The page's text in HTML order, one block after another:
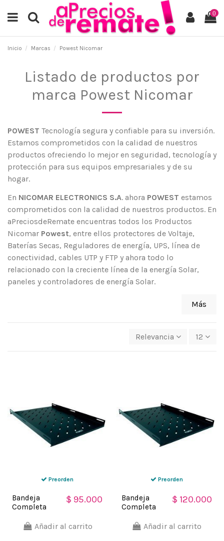
0
Inicio Marcas Powest Nicomar
Listado de productos por
marca Powest Nicomar
POWEST Tecnología segura y confiable para su inversión.
Estamos comprometidos con la calidad de nuestros
productos ofreciendo lo mejor en seguridad, tecnología y
protección para sus equipos empresariales y de su
hogar.
En NICOMAR ELECTRONICS S.A. ahora POWEST estamos
comprometidos con la calidad de nuestros productos. En
aPreciosdeRemate encuentras todos los Productos
Nicomar Powest, entre ellos protectores de Voltaje,
Baterías Secas, Reguladores de energía, UPS, línea de
conectividad, cables UTP y FTP y ahora todo lo
relacionado con la creciente línea de la energía Solar,
paneles y controladores de energía Solar.
Más
Relevancia 12
Preorden
Bandeja
Completa
X 35 CM
$ 95.000
Añadir al carrito
Preorden
Bandeja
Completa
X 55 CM
$ 120.000
Añadir al carrito